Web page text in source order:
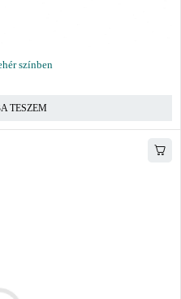
színben
TESZEM